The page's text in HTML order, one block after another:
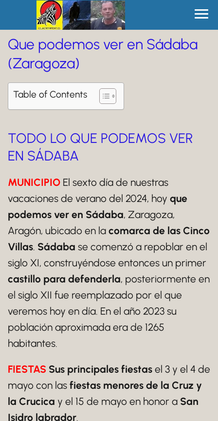
Que podemos ver en Sádaba
(Zaragoza)
Table of Contents
TODO LO QUE PODEMOS VER
EN SÁDABA
MUNICIPIO El sexto día de nuestras
vacaciones de verano del 2024, hoy que
podemos ver en Sádaba, Zaragoza,
Aragón, ubicado en la comarca de las Cinco
Villas. Sádaba se comenzó a repoblar en el
siglo XI, construyéndose entonces un primer
castillo para defenderla, posteriormente en
el siglo XII fue reemplazado por el que
veremos hoy en día. En el año 2023 su
población aproximada era de 1265
habitantes.
FIESTAS Sus principales fiestas el 3 y el 4 de
mayo con las fiestas menores de la Cruz y
la Crucica y el 15 de mayo en honor a San
Isidro labrador.